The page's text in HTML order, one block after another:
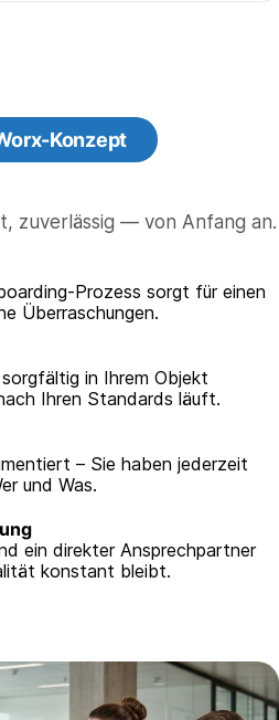
Konzept
zuverlässig — von Anfang an.
Prozess sorgt für einen
Überraschungen.
in Ihrem Objekt
Ihren Standards läuft.
– Sie haben jederzeit
und Was.
ein direkter Ansprechpartner
konstant bleibt.